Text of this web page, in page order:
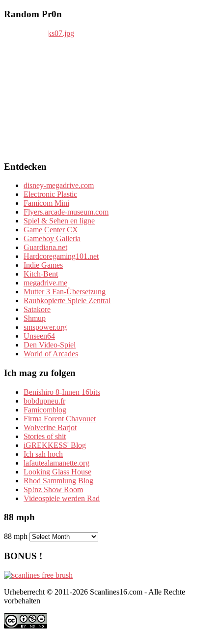
Random Pr0n
Entdecken
disney-megadrive.com
Electronic Plastic
Famicom Mini
Flyers.arcade-museum.com
Spiel & Sehen en ligne
Game Center CX
Gameboy Galleria
Guardiana.net
Hardcoregaming101.net
Indie Games
Kitch-Bent
megadrive.me
Mutter 3 Fan-Übersetzung
Raubkopierte Spiele Zentral
Satakore
Shmup
smspower.org
Unseen64
Den Video-Spiel
World of Arcades
Ich mag zu folgen
Benishiro 8-Innen 16bits
bobdupneu.fr
Famicomblog
Firma Forent Chavouet
Wolverine Barjot
Stories of shit
iGREKKESS' Blog
Ich sah hoch
lafautealamanette.org
Looking Glass House
Rhod Sammlung Blog
Sp!nz Show Room
Videospiele werden Rad
88 mph
88 mph
BONUS !
Urheberrecht © 2011-2026 Scanlines16.com - Alle Rechte
vorbehalten